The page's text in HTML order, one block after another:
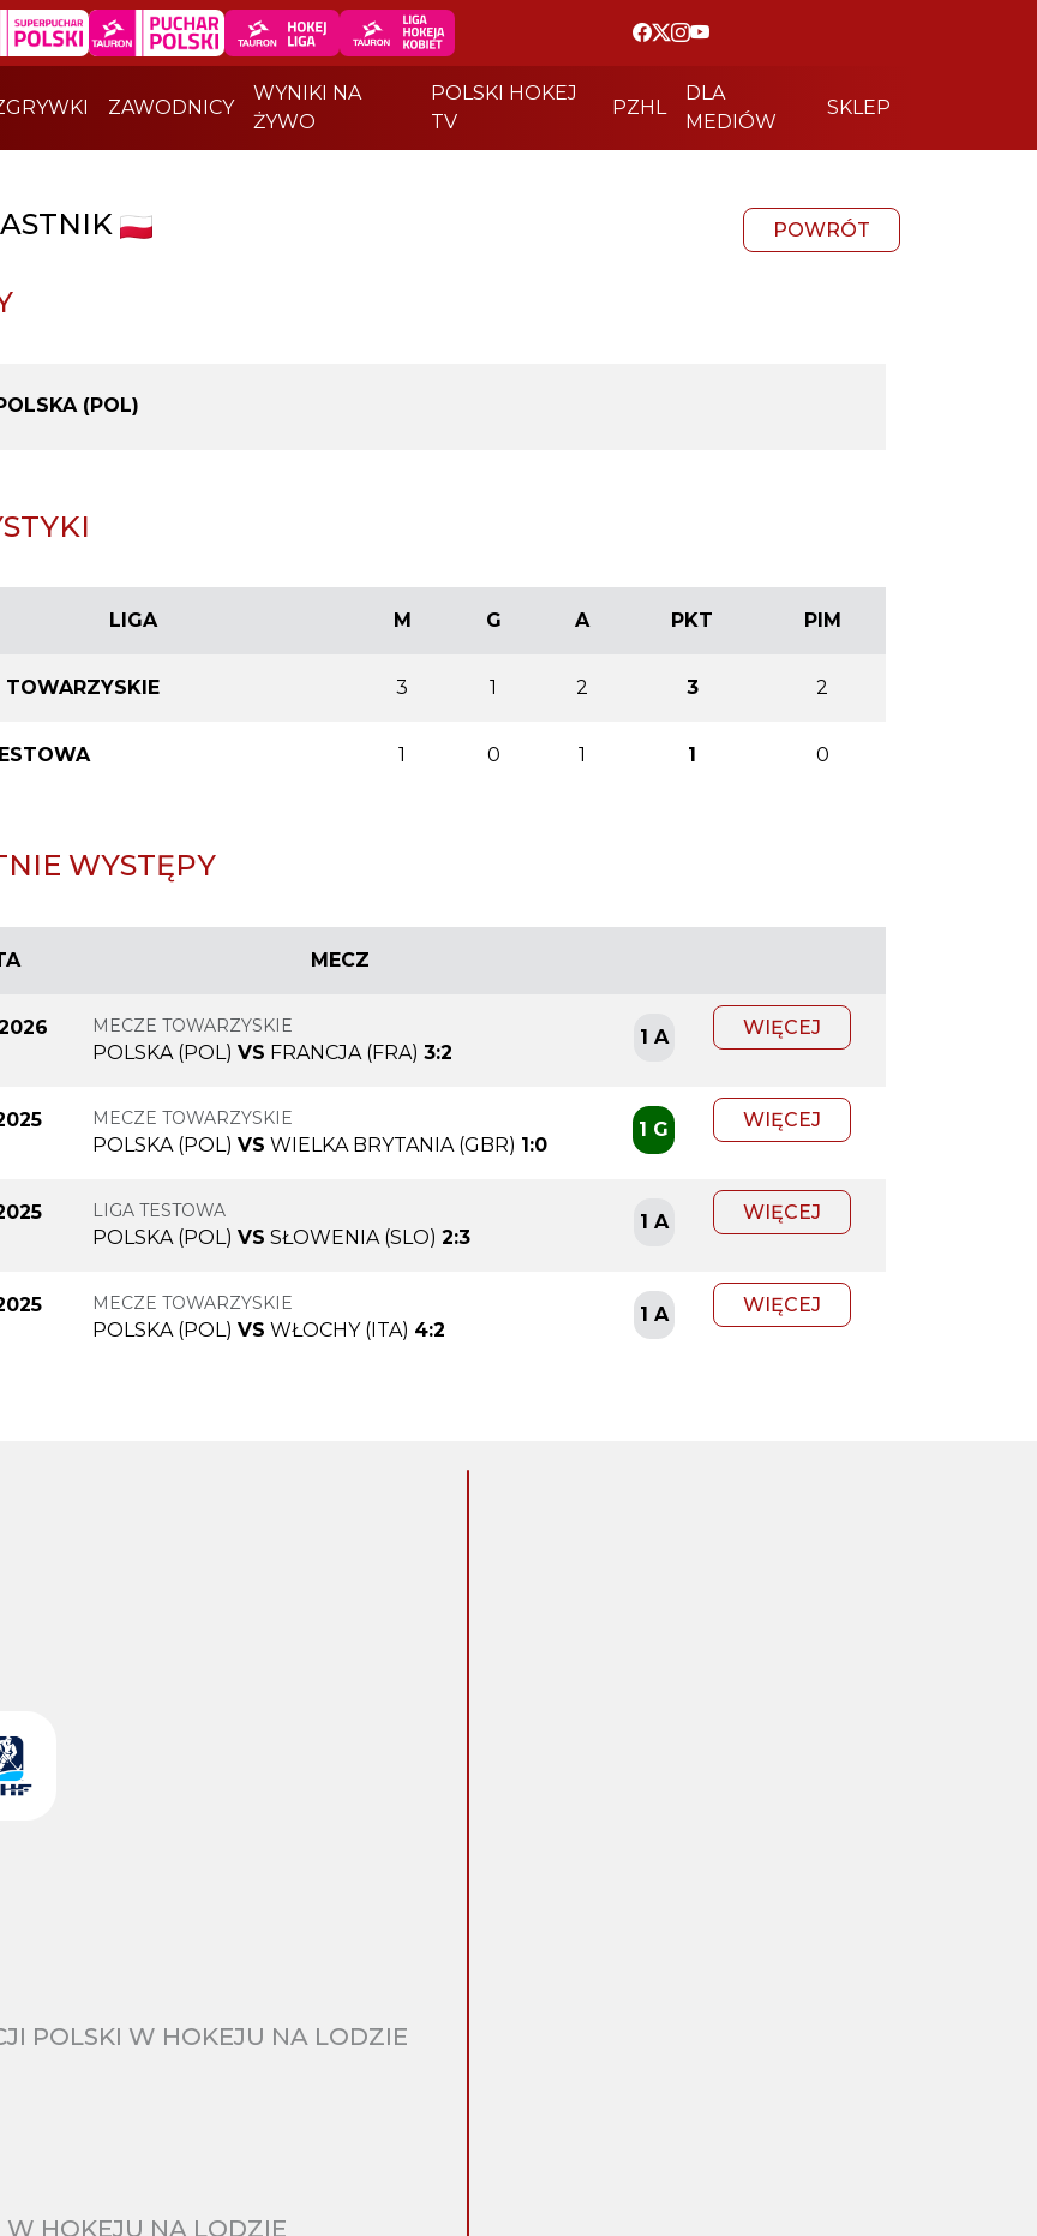
ZAWODNICY
WYNIKI NA
ŻYWO
POLSKI HOKEJ
TV
PZHL
DLA
MEDIÓW
SKLEP
POWRÓT
(POL)
LIGA M G A PKT PIM
TOWARZYSKIE 3 1 2 3 2
1 0 1 1 0
WYSTĘPY
MECZ
MECZE TOWARZYSKIE
POLSKA (POL) VS FRANCJA (FRA) 3:2
1 A WIĘCEJ
MECZE TOWARZYSKIE
POLSKA (POL) VS WIELKA BRYTANIA (GBR) 1:0
1 G WIĘCEJ
LIGA TESTOWA
POLSKA (POL) VS SŁOWENIA (SLO) 2:3
1 A WIĘCEJ
MECZE TOWARZYSKIE
POLSKA (POL) VS WŁOCHY (ITA) 4:2
1 A WIĘCEJ
POLSKI W HOKEJU NA LODZIE
W HOKEJU NA LODZIE